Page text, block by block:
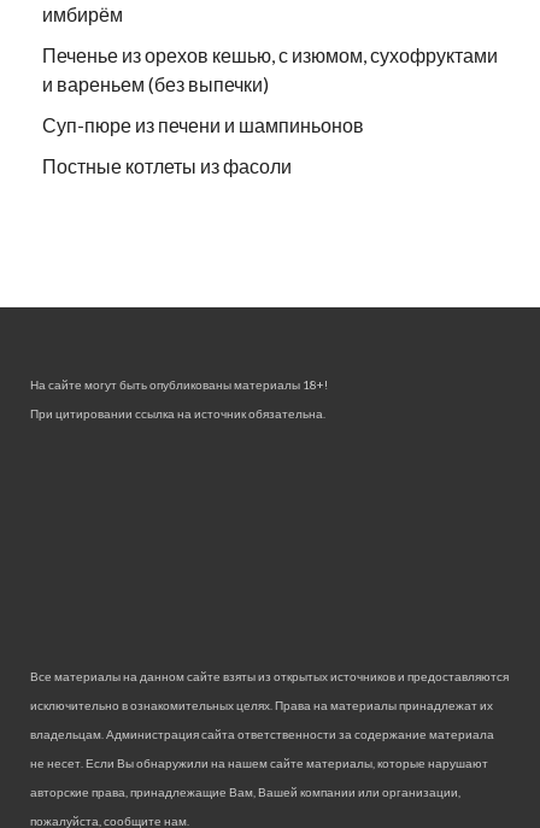
имбирём
Печенье из орехов кешью, с изюмом, сухофруктами
и вареньем (без выпечки)
Суп-пюре из печени и шампиньонов
Постные котлеты из фасоли
На сайте могут быть опубликованы материалы 18+!
При цитировании ссылка на источник обязательна.
Все материалы на данном сайте взяты из открытых источников и предоставляются
исключительно в ознакомительных целях. Права на материалы принадлежат их
владельцам. Администрация сайта ответственности за содержание материала
не несет. Если Вы обнаружили на нашем сайте материалы, которые нарушают
авторские права, принадлежащие Вам, Вашей компании или организации,
пожалуйста, сообщите нам.